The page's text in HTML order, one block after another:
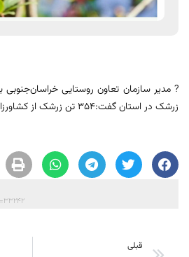
? مدیر سازمان تعاون روستایی خراسان‌جنوبی
زرشک در استان گفت:۳۵۴ تن زرشک از کشاورزان خراسان‌جنوبی خریداری شد.
قبلی